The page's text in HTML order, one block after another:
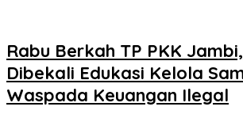
Rabu Berkah TP PKK
Dibekali Edukasi Kelola
Waspada Keuangan Ilegal